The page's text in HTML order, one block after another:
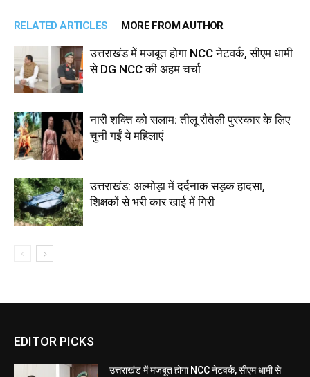
RELATED ARTICLES MORE FROM AUTHOR
उत्तराखंड में मजबूत होगा NCC नेटवर्क, सीएम धामी
से DG NCC की अहम चर्चा
नारी शक्ति को सलाम: तीलू रौतेली पुरस्कार के लिए
चुनी गईं ये महिलाएं
उत्तराखंड: अल्मोड़ा में दर्दनाक सड़क हादसा,
शिक्षकों से भरी कार खाई में गिरी
EDITOR PICKS
उत्तराखंड में मजबूत होगा NCC नेटवर्क, सीएम धामी से